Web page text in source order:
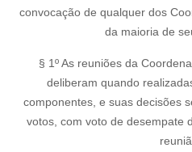
convocação de qualquer dos
da maioria de
§ 1º As reuniões da
deliberam quando
componentes, e suas decisões
votos, com voto de desempate